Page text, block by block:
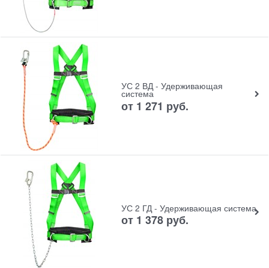
УС 2 ВД - Удерживающая
система
от 1 271 руб.
УС 2 ГД - Удерживающая система
от 1 378 руб.